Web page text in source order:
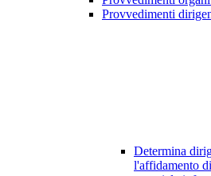
Provvedimenti
Determina
l'affidamento